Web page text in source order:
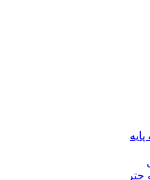
چتر